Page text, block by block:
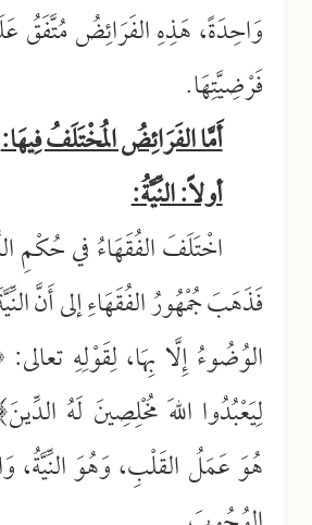
وَاحِدَةً، هَذِهِ الفَرَائِضُ مُتَّفَقُ
فَرْضِيَّتِهَا.
أَمَّا الفَرَائِضُ المُخْتَلَفُ فِيهَا:
أولاً: النِّيَّةُ:
اخْتَلَفَ الفُقَهَاءُ في حُكْمِ
فَذَهَبَ جُمْهُورُ الفُقَهَاءِ إلى أَنَّ
الوُضُوءُ إِلَّا بِهَا، لِقَوْلِهِ
لِيَعْبُدُوا اللهَ مُخْلِصِينَ لَهُ
هُوَ عَمَلُ القَلْبِ، وَهُوَ النِّيَّةُ،